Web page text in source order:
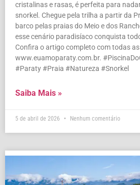
cristalinas e rasas, é perfeita para
snorkel. Chegue pela trilha a partir da
barco pelas praias do Meio e dos
esse cenário paradisíaco conquista
Confira o artigo completo com todas
www.euamoparaty.com.br.
#Paraty #Praia #Natureza #Snorkel
Saiba Mais »
5 de abril de 2026 Nenhum comentário